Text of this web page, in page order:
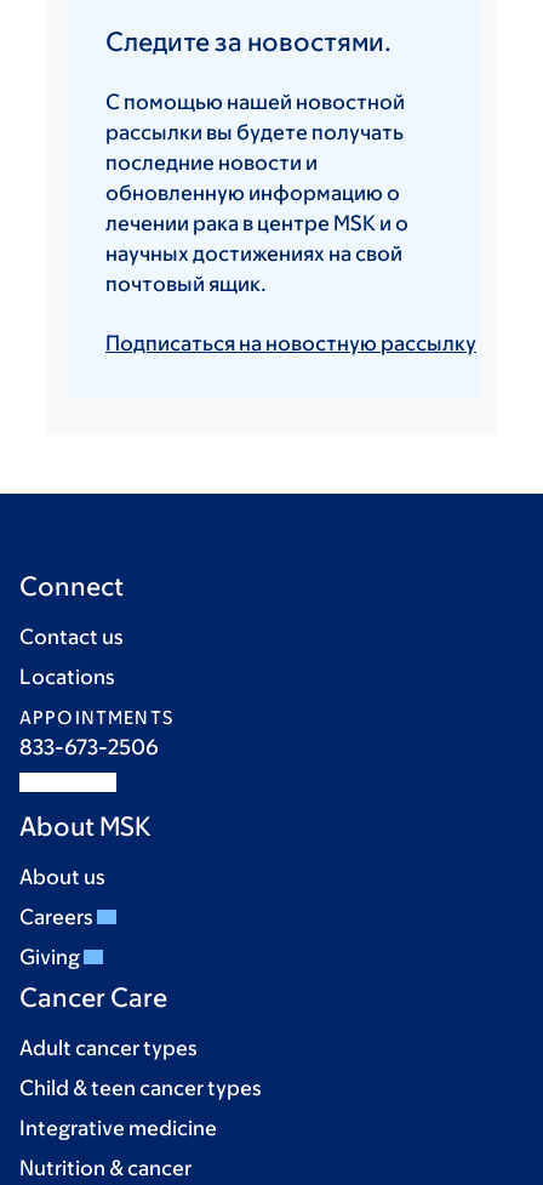
Следите за новостями.
С помощью нашей новостной
рассылки вы будете получать
последние новости и
обновленную информацию о
лечении рака в центре MSK и о
научных достижениях на свой
почтовый ящик.
Подписаться на новостную рассылку
Connect
Contact us
Locations
APPOINTMENTS
833-673-2506
About MSK
About us
Careers
Giving
Cancer Care
Adult cancer types
Child & teen cancer types
Integrative medicine
Nutrition & cancer